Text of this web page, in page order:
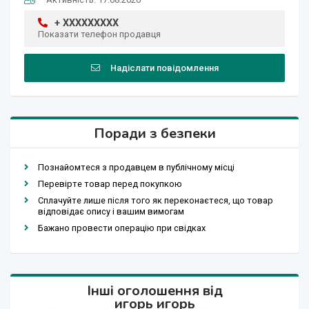
+ XXXXXXXXX
Показати телефон продавця
Надіслати повідомлення
Поради з безпеки
Познайомтеся з продавцем в публічному місці
Перевірте товар перед покупкою
Сплачуйте лише після того як переконаєтеся, що товар
відповідає опису і вашим вимогам
Бажано провести операцію при свідках
Інші оголошення від
игорь игорь